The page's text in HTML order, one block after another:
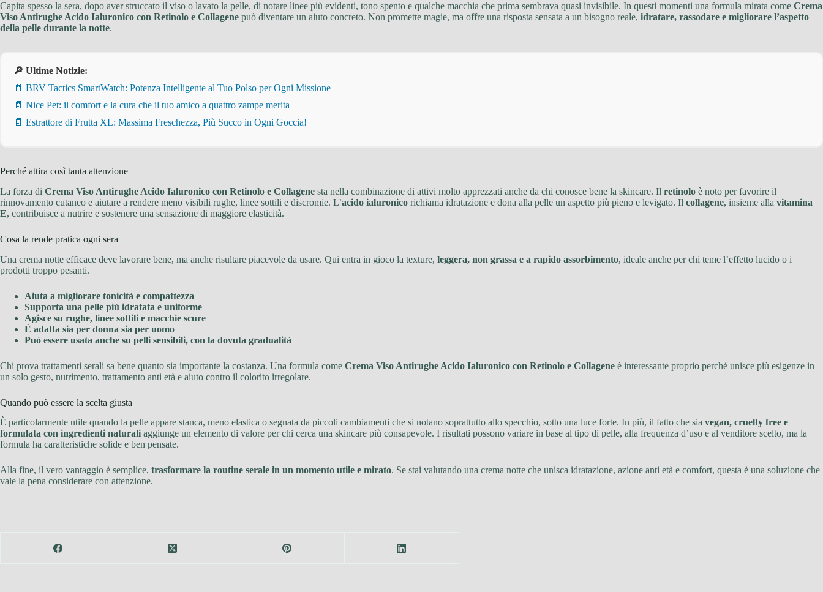
Capita spesso la sera, dopo aver struccato il viso o lavato la pelle, di notare linee più evidenti, tono spento e qualche macchia che prima sembrava quasi invisibile. In questi momenti una formula mirata come Crema
Viso Antirughe Acido Ialuronico con Retinolo e Collagene può diventare un aiuto concreto. Non promette magie, ma offre una risposta sensata a un bisogno reale, idratare, rassodare e migliorare l’aspetto
della pelle durante la notte.
🔎 Ultime Notizie:
📄 BRV Tactics SmartWatch: Potenza Intelligente al Tuo Polso per Ogni Missione
📄 Nice Pet: il comfort e la cura che il tuo amico a quattro zampe merita
📄 Estrattore di Frutta XL: Massima Freschezza, Più Succo in Ogni Goccia!
Perché attira così tanta attenzione
La forza di Crema Viso Antirughe Acido Ialuronico con Retinolo e Collagene sta nella combinazione di attivi molto apprezzati anche da chi conosce bene la skincare. Il retinolo è noto per favorire il
rinnovamento cutaneo e aiutare a rendere meno visibili rughe, linee sottili e discromie. L’acido ialuronico richiama idratazione e dona alla pelle un aspetto più pieno e levigato. Il collagene, insieme alla vitamina
E, contribuisce a nutrire e sostenere una sensazione di maggiore elasticità.
Cosa la rende pratica ogni sera
Una crema notte efficace deve lavorare bene, ma anche risultare piacevole da usare. Qui entra in gioco la texture, leggera, non grassa e a rapido assorbimento, ideale anche per chi teme l’effetto lucido o i
prodotti troppo pesanti.
Aiuta a migliorare tonicità e compattezza
Supporta una pelle più idratata e uniforme
Agisce su rughe, linee sottili e macchie scure
È adatta sia per donna sia per uomo
Può essere usata anche su pelli sensibili, con la dovuta gradualità
Chi prova trattamenti serali sa bene quanto sia importante la costanza. Una formula come Crema Viso Antirughe Acido Ialuronico con Retinolo e Collagene è interessante proprio perché unisce più esigenze in
un solo gesto, nutrimento, trattamento anti età e aiuto contro il colorito irregolare.
Quando può essere la scelta giusta
È particolarmente utile quando la pelle appare stanca, meno elastica o segnata da piccoli cambiamenti che si notano soprattutto allo specchio, sotto una luce forte. In più, il fatto che sia vegan, cruelty free e
formulata con ingredienti naturali aggiunge un elemento di valore per chi cerca una skincare più consapevole. I risultati possono variare in base al tipo di pelle, alla frequenza d’uso e al venditore scelto, ma la
formula ha caratteristiche solide e ben pensate.
Alla fine, il vero vantaggio è semplice, trasformare la routine serale in un momento utile e mirato. Se stai valutando una crema notte che unisca idratazione, azione anti età e comfort, questa è una soluzione che
vale la pena considerare con attenzione.